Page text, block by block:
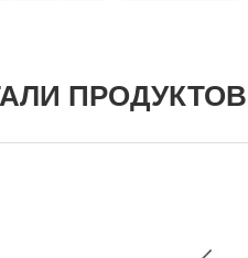
ПРОДУКТОВ